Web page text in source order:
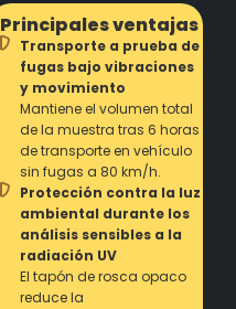
Principales ventajas
Transporte a prueba de
fugas bajo vibraciones
y movimiento
Mantiene el volumen total
de la muestra tras 6 horas
de transporte en vehículo
sin fugas a 80 km/h.
Protección contra la luz
ambiental durante los
análisis sensibles a la
radiación UV
El tapón de rosca opaco
reduce la